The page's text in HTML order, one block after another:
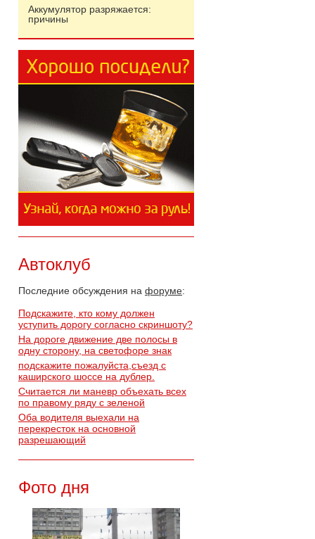
Аккумулятор разряжается:
причины
Автоклуб
Последние обсуждения на форуме:
Подскажите, кто кому должен
уступить дорогу согласно скриншоту?
На дороге движение две полосы в
одну сторону, на светофоре знак
подскажите пожалуйста,съезд с
каширского шоссе на дублер.
Считается ли маневр объехать всех
по правому ряду с зеленой
Оба водителя выехали на
перекресток на основной
разрешающий
Фото дня